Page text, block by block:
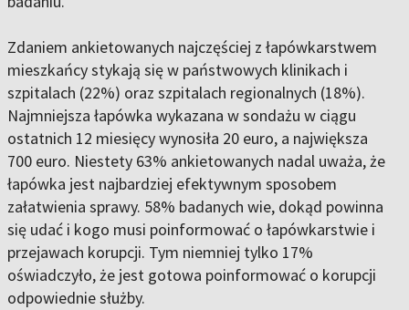
Zdaniem ankietowanych najczęściej z łapówkarstwem
mieszkańcy stykają się w państwowych klinikach i
szpitalach (22%) oraz szpitalach regionalnych (18%).
Najmniejsza łapówka wykazana w sondażu w ciągu
ostatnich 12 miesięcy wynosiła 20 euro, a największa
700 euro. Niestety 63% ankietowanych nadal uważa, że
łapówka jest najbardziej efektywnym sposobem
załatwienia sprawy. 58% badanych wie, dokąd powinna
się udać i kogo musi poinformować o łapówkarstwie i
przejawach korupcji. Tym niemniej tylko 17%
oświadczyło, że jest gotowa poinformować o korupcji
odpowiednie służby.